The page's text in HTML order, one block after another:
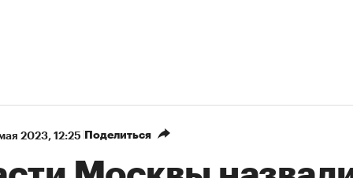
2023, 12:25 Поделиться